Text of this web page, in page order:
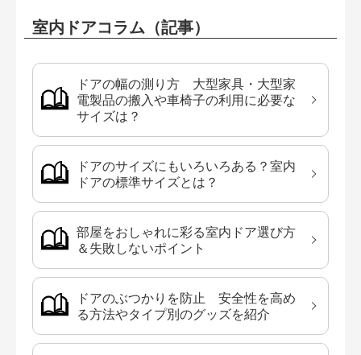
室内ドアコラム（記事）
ドアの幅の測り方 大型家具・大型家
電製品の搬入や車椅子の利用に必要な
サイズは？
ドアのサイズにもいろいろある？室内
ドアの標準サイズとは？
部屋をおしゃれに彩る室内ドア選び方
＆失敗しないポイント
ドアのぶつかりを防止 安全性を高め
る方法やタイプ別のグッズを紹介